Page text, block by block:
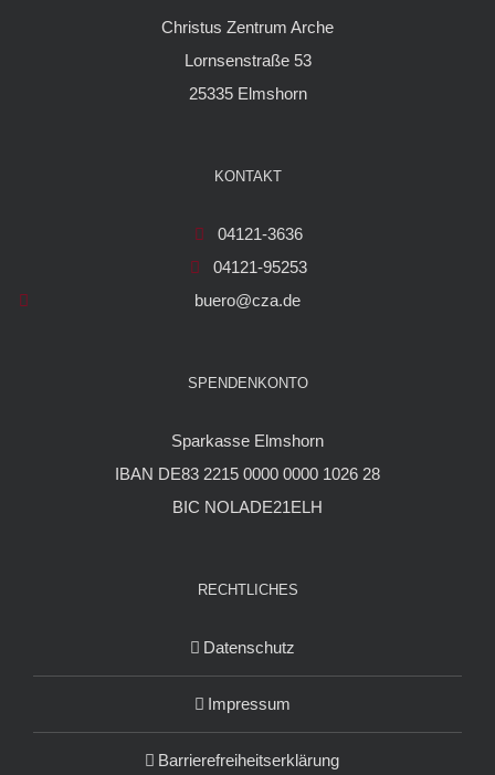
Christus Zentrum Arche
Lornsenstraße 53
25335 Elmshorn
KONTAKT
04121-3636
04121-95253
buero@cza.de
SPENDENKONTO
Sparkasse Elmshorn
IBAN DE83 2215 0000 0000 1026 28
BIC NOLADE21ELH
RECHTLICHES
Datenschutz
Impressum
Barrierefreiheitserklärung